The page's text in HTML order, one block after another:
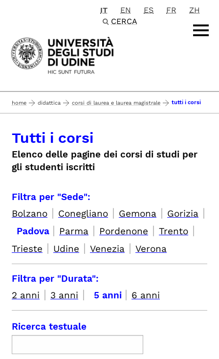
Passa al contenuto principale
IT EN ES FR
ZH
CERCA
home didattica corsi di laurea e laurea magistrale tutti i corsi
Tutti i corsi
Elenco delle pagine dei corsi di studi per
gli studenti iscritti
Filtra per "Sede":
Bolzano | Conegliano | Gemona | Gorizia |
Padova | Parma | Pordenone | Trento |
Trieste | Udine | Venezia | Verona
Filtra per "Durata":
2 anni | 3 anni | 5 anni | 6 anni
Ricerca testuale